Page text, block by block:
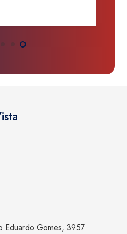
Eduardo Gomes, 3957